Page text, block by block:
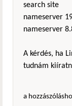
search site
nameserver
nameserver
A kérdés, ha
tudnám
a